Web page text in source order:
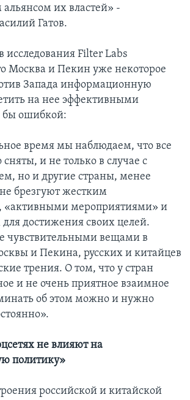
альянсом их властей» -
Гатов.
исследования Filter Labs
Москва и Пекин уже некоторое
Запада информационную
на нее эффективными
бы ошибкой:
время мы наблюдаем, что все
и не только в случае с
но и другие страны, менее
брезгуют жестким
«активными мероприятиями» и
достижения своих целей.
чувствительными вещами в
и Пекина, русских и китайцев
трения. О том, что у стран
и не очень приятное взаимное
об этом можно и нужно
не влияют на
политику»
российской и китайской